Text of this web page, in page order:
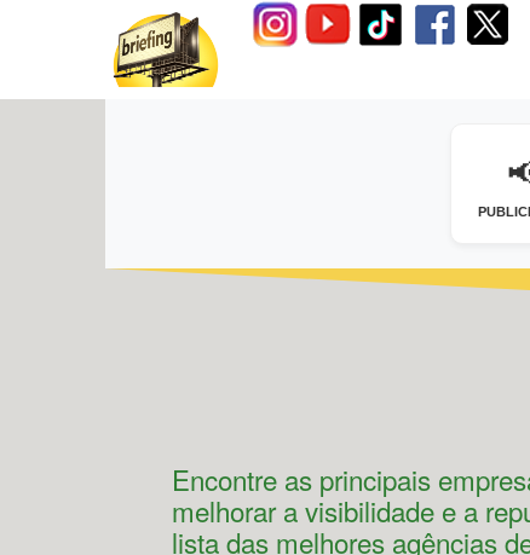
Encontre as principais
melhorar a visibilidade e a
lista das melhores agências